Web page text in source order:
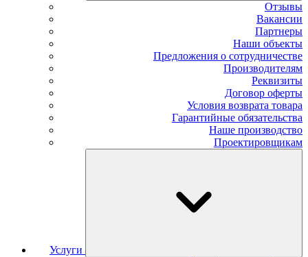
Отзывы
Вакансии
Партнеры
Наши объекты
Предложения о сотрудничестве
Производителям
Реквизиты
Договор оферты
Условия возврата товара
Гарантийные обязательства
Наше производство
Проектировщикам
Услуги